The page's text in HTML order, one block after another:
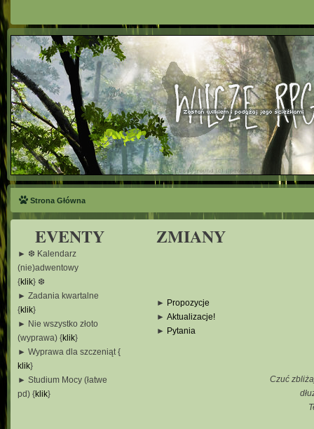
Strona Główna
EVENTY ZMIANY
► ❆ Kalendarz
(nie)adwentowy
{klik} ❆
► Zadania kwartalne
{klik}
► Nie wszystko złoto
(wyprawa) {klik}
► Wyprawa dla szczeniąt {
klik}
► Studium Mocy (łatwe
pd) {klik}
► Propozycje
► Aktualizacje!
► Pytania
Czuć